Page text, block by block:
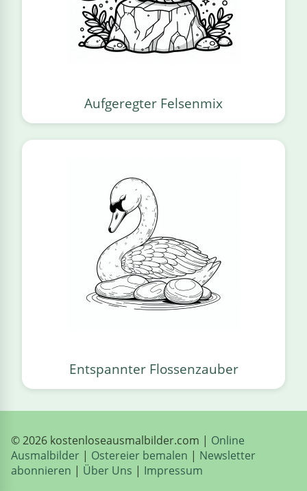
Aufgeregter Felsenmix
Entspannter Flossenzauber
© 2026 kostenloseausmalbilder.com | Online
Ausmalbilder | Ostereier bemalen | Newsletter
abonnieren | Über Uns | Impressum